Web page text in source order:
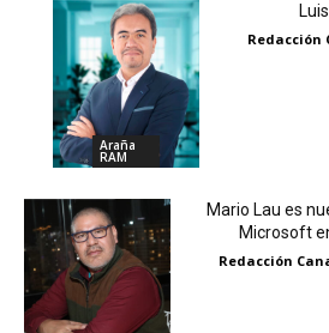
Araña
RAM
Redacción
Mario Lau es
Microsoft
Redacción